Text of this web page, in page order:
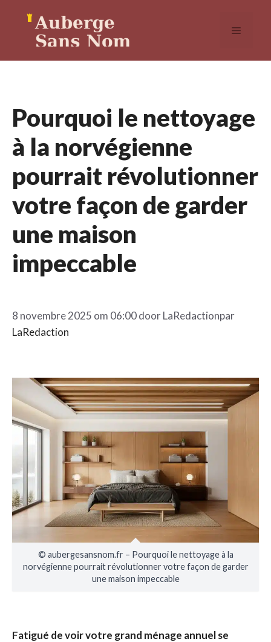
MENU
Pourquoi le nettoyage
à la norvégienne
pourrait révolutionner
votre façon de garder
une maison
impeccable
8 novembre 2025 om 06:00 doorLaRedactionpar
LaRedaction
© aubergesansnom.fr – Pourquoi le nettoyage à la
norvégienne pourrait révolutionner votre façon de garder
une maison impeccable
Fatigué de voir votre grand ménage annuel se